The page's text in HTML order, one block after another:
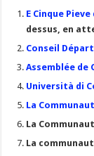
E Cinque
dessus, en
Conseil
Assemblée de
Università di
La
La
La